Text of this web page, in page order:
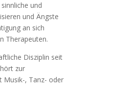
und
und Ängste
an sich
Therapeuten.
Disziplin seit
zur
Musik-, Tanz- oder